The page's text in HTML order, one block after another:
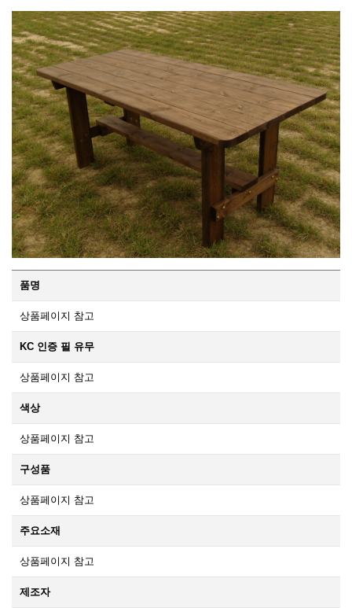
품명
상품페이지 참고
KC 인증 필 유무
상품페이지 참고
색상
상품페이지 참고
구성품
상품페이지 참고
주요소재
상품페이지 참고
제조자